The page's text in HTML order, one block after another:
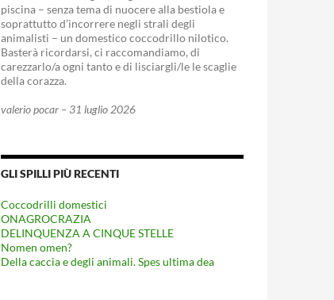
piscina – senza tema di nuocere alla bestiola e
soprattutto d’incorrere negli strali degli
animalisti – un domestico coccodrillo nilotico.
Basterà ricordarsi, ci raccomandiamo, di
carezzarlo/a ogni tanto e di lisciargli/le le scaglie
della corazza.
valerio pocar – 31 luglio 2026
GLI SPILLI PIÙ RECENTI
Coccodrilli domestici
ONAGROCRAZIA
DELINQUENZA A CINQUE STELLE
Nomen omen?
Della caccia e degli animali. Spes ultima dea